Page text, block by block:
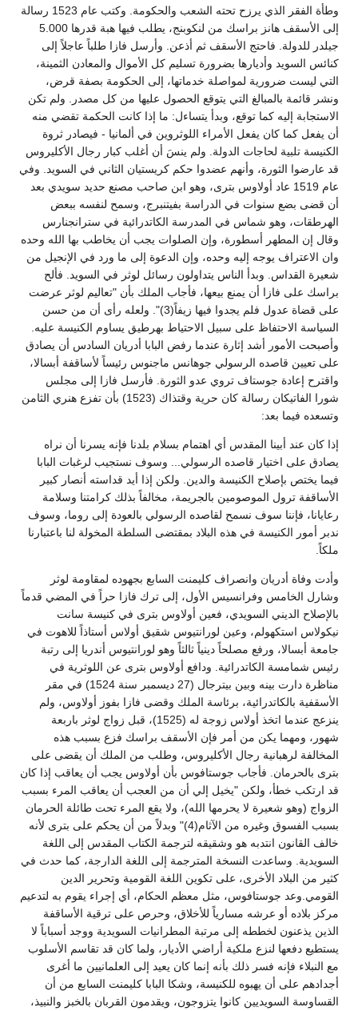
وطأة الفقر الذي يرزح تحته الشعب والحكومة. وكتب عام 1523 رسالة
إلى الأسقف هانز براسك من لنكوبنج، يطلب فيها هبة قدرها 5.000
جيلدر للدولة. فاحتج الأسقف ثم أذعن. وأرسل فازا طلباً عاجلاً إلى
كنائس السويد وأديارها بضرورة تسليم كل الأموال والمعادن الثمينة،
التي ليست ضرورية لمواصلة خدماتها، إلى الحكومة بصفة قرض،
ونشر قائمة بالمبالغ التي يتوقع الحصول عليها من كل مصدر. ولم تكن
الاستجابة إليه كما توقع، وبدأ يتساءل: ما إذا كانت الحكمة تقضي منه
أن يفعل كما كان يفعل الأمراء اللوثروين في ألمانيا - فيصادر ثروة
الكنيسة تلبية لحاجات الدولة. ولم ينسَ أن أغلب كبار رجال الأكليروس
قد عارضوا الثورة، وأنهم عضدوا حكم كريستيان الثاني في السويد. وفي
عام 1519 عاد أولاوس بترى، وهو ابن صاحب مصنع حديد سويدي بعد
أن قضى بضع سنوات في الدراسة بفيتنبرج، وسمح لنفسه ببعض
الهرطقات، وهو شماس في المدرسة الكاتدرائية في سترانجنارس
وقال إن المطهر أسطورة، وإن الصلوات يجب أن يخاطب بها الله وحده
وان الاعتراف يوجه إليه وحده، وإن الدعوة إلى ما ورد في الإنجيل من
شعيرة القداس. وبدأ الناس يتداولون رسائل لوثر في السويد. فألح
براسك على فازا أن يمنع بيعها، فأجاب الملك بأن "تعاليم لوثر عرضت
على قضاة عدول فلم يجدوا فيها زيفاً(3)". ولعله رأى أن من حسن
السياسة الاحتفاظ على سبيل الاحتياط بهرطيق يساوم الكنيسة عليه.
وأصبحت الأمور أشد إثارة عندما رفض البابا أدريان السادس أن يصادق
على تعيين قاصده الرسولي جوهانس ماجنوس رئيساً لأساقفة أبسالا،
واقترح إعادة جوستاف تروي عدو الثورة. فأرسل فازا إلى مجلس
شورا الفاتيكان رسالة كان حرية وقتذاك (1523) بأن تفزع هنري الثامن
وتسعده فيما بعد:
إذا كان عند أبينا المقدس أي اهتمام بسلام بلدنا فإنه يسرنا أن نراه
يصادق على اختيار قاصده الرسولي... وسوف نستجيب لرغبات البابا
فيما يختص بإصلاح الكنيسة والدين. ولكن إذا أيد قداسته أنصار كبير
الأساقفة ترول الموصومين بالجريمة، مخالفاً بذلك كرامتنا وسلامة
رعايانا، فإننا سوف نسمح لقاصده الرسولي بالعودة إلى روما، وسوف
ندبر أمور الكنيسة في هذه البلاد بمقتضى السلطة المخولة لنا باعتبارنا
ملكاً.
وأدت وفاة أدريان وانصراف كليمنت السابع بجهوده لمقاومة لوثر
وشارل الخامس وفرانسيس الأول، إلى ترك فازا حراً في المضي قدماً
بالإصلاح الديني السويدي، فعين أولاوس بترى في كنيسة سانت
نيكولاس استكهولم، وعين لورانتيوس شقيق أولاس أستاذاً للاهوت في
جامعة أبسالا، ورفع مصلحاً دينياً ثالثاً وهو لورانتيوس أندريا إلى رتبة
رئيس شمامسة الكاتدرائية. ودافع أولاوس بترى عن اللوثرية في
مناظرة دارت بينه وبين بيترجال (27 ديسمبر سنة 1524) في مقر
الأسقفية بالكاتدرائية، برئاسة الملك وقضى فازا بفوز أولاوس، ولم
ينزعج عندما اتخذ أولاس زوجة له (1525)، قبل زواج لوثر باربعة
شهور، ومهما يكن من أمر فإن الأسقف براسك فزع بسبب هذه
المخالفة لرهبانية رجال الأكليروس، وطلب من الملك أن يقضى على
بترى بالحرمان. فأجاب جوستافوس بأن أولاوس يجب أن يعاقب إذا كان
قد ارتكب خطأ، ولكن "يخيل إلي أن من العجب أن يعاقب المرء بسبب
الزواج (وهو شعيرة لا يحرمها الله)، ولا يقع المرء تحت طائلة الحرمان
بسبب الفسوق وغيره من الآثام(4)" وبدلاً من أن يحكم على بترى لأنه
خالف القانون انتدبه هو وشقيقه لترجمة الكتاب المقدس إلى اللغة
السويدية. وساعدت النسخة المترجمة إلى اللغة الدارجة، كما حدث في
كثير من البلاد الأخرى، على تكوين اللغة القومية وتحرير الدين
القومي.وعد جوستافوس، مثل معظم الحكام، أي إجراء يقوم به لتدعيم
مركز بلاده أو عرشه مسارياً للأخلاق، وحرص على ترقية الأساقفة
الذين يذعنون لخططه إلى مرتبة المطرانيات السويدية ووجد أسباباً لا
يستطيع دفعها لنزع ملكية أراضي الأديار، ولما كان قد تقاسم الأسلوب
مع النبلاء فإنه فسر ذلك بأنه إنما كان يعيد إلى العلمانيين ما أغرى
أجدادهم على أن يهبوه للكنيسة، وشكا البابا كليمنت السابع من أن
القساوسة السويديين كانوا يتزوجون، ويقدمون القربان بالخبز والنبيذ،